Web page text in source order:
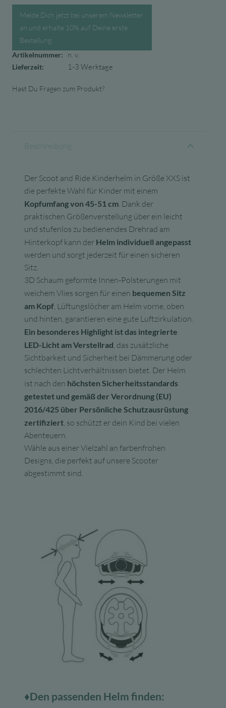
für
sicheren
Fahrspaß
Menge
Melde Dich jetzt bei unserem Newsletter
an und erhalte 10% auf Deine erste
Bestellung.
Artikelnummer:
n. v.
Lieferzeit:
1-3 Werktage
Hast Du Fragen zum Produkt?
Beschreibung
Der Scoot and Ride Kinderhelm in Größe XXS ist
die perfekte Wahl für Kinder mit einem
Kopfumfang von 45-51 cm. Dank der
praktischen Größenverstellung über ein leicht
und stufenlos zu bedienendes Drehrad am
Hinterkopf kann der Helm individuell angepasst
werden und sorgt jederzeit für einen sicheren
Sitz.
3D Schaum geformte Innen-Polsterungen mit
weichem Vlies sorgen für einen bequemen Sitz
am Kopf, Lüftungslöcher am Helm vorne, oben
und hinten, garantieren eine gute Luftzirkulation.
Ein besonderes Highlight ist das integrierte
LED-Licht am Verstellrad, das zusätzliche
Sichtbarkeit und Sicherheit bei Dämmerung oder
schlechten Lichtverhältnissen bietet. Der Helm
ist nach den höchsten Sicherheitsstandards
getestet und gemäß der Verordnung (EU)
2016/425 über Persönliche Schutzausrüstung
zertifiziert, so schützt er dein Kind bei vielen
Abenteuern.
Wähle aus einer Vielzahl an farbenfrohen
Designs, die perfekt auf unsere Scooter
abgestimmt sind.
♦Den passenden Helm finden: